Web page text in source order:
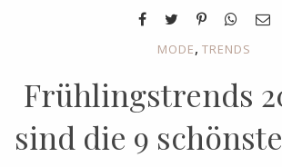
MODE, TRENDS
Frühlingstrends
sind die 9